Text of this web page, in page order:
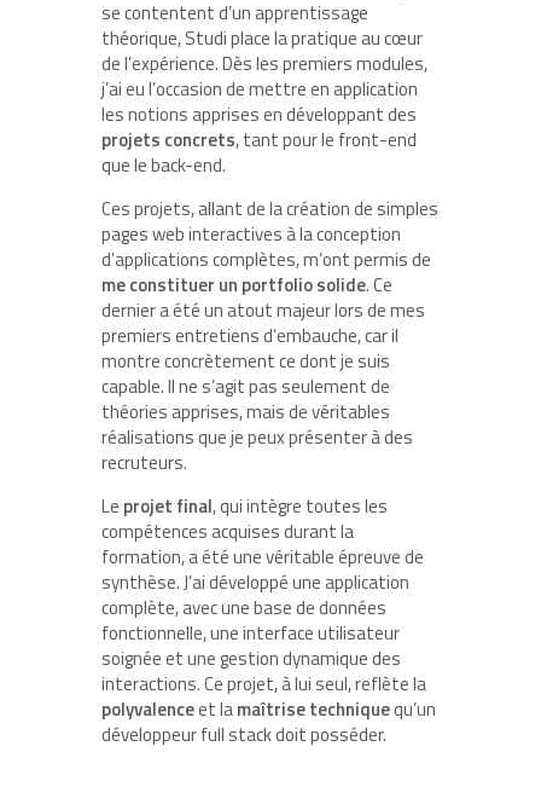
se contentent d’un apprentissage
théorique, Studi place la pratique au cœur
de l’expérience. Dès les premiers modules,
j’ai eu l’occasion de mettre en application
les notions apprises en développant des
projets concrets, tant pour le front-end
que le back-end.
Ces projets, allant de la création de simples
pages web interactives à la conception
d’applications complètes, m’ont permis de
me constituer un portfolio solide. Ce
dernier a été un atout majeur lors de mes
premiers entretiens d’embauche, car il
montre concrètement ce dont je suis
capable. Il ne s’agit pas seulement de
théories apprises, mais de véritables
réalisations que je peux présenter à des
recruteurs.
Le projet final, qui intègre toutes les
compétences acquises durant la
formation, a été une véritable épreuve de
synthèse. J’ai développé une application
complète, avec une base de données
fonctionnelle, une interface utilisateur
soignée et une gestion dynamique des
interactions. Ce projet, à lui seul, reflète la
polyvalenceet lamaîtrise techniquequ’un
développeur full stack doit posséder.